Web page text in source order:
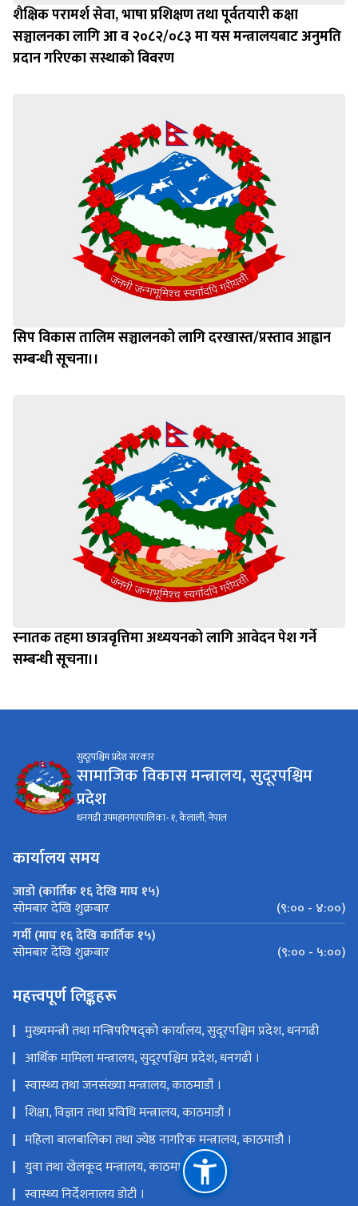
शैक्षिक परामर्श सेवा, भाषा प्रशिक्षण तथा पूर्वतयारी कक्षा
सञ्चालनका लागि आ व २०८२/०८३ मा यस मन्त्रालयबाट अनुमति
प्रदान गरिएका सस्थाकाे विवरण
सिप विकास तालिम सञ्चालनको लागि दरखास्त/प्रस्ताव आह्वान
सम्बन्धी सूचना।।
स्‍नातक तहमा छात्रवृत्तिमा अध्ययनको लागि आवेदन पेश गर्ने
सम्बन्धी सूचना।।
सुदूरपश्चिम प्रदेश सरकार
सामाजिक विकास मन्त्रालय, सुदूरपश्चिम
प्रदेश
धनगढी उपमहानगरपालिका- १, कैलाली, नेपाल
कार्यालय समय
जाडो (कार्तिक १६ देखि माघ १५)
सोमबार देखि शुक्रबार
(९:०० - ४:००)
गर्मी (माघ १६ देखि कार्तिक १५)
सोमबार देखि शुक्रबार (९:०० - ५:००)
महत्त्वपूर्ण लिङ्कहरू
मुख्यमन्त्री तथा मन्त्रिपरिषद्को कार्यालय, सुदूरपश्चिम प्रदेश, धनगढी
आर्थिक मामिला मन्त्रालय, सुदूरपश्चिम प्रदेश, धनगढी ।
स्वास्थ्य तथा जनसंख्या मन्त्रालय, काठमाडौं ।
शिक्षा, विज्ञान तथा प्रविधि मन्त्रालय, काठमाडौं ।
महिला बालबालिका तथा ज्येष्ठ नागरिक मन्त्रालय, काठमाडौै ।
युवा तथा खेलकूद मन्त्रालय, काठमाडौं ।
स्वास्थ्य निर्देशनालय डोटी ।